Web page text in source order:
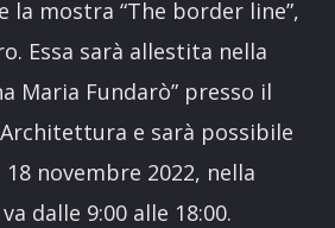
la mostra “The border line”,
Essa sarà allestita nella
Maria Fundarò” presso il
e sarà possibile
novembre 2022, nella
dalle 9:00 alle 18:00.